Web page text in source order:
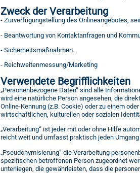
Zweck der Verarbeitung
- Zurverfügungstellung des Onlineangebotes,
- Beantwortung von Kontaktanfragen und
- Sicherheitsmaßnahmen.
- Reichweitenmessung/Marketing
Verwendete Begrifflichkeiten
„Personenbezogene Daten“ sind alle
wird eine natürliche Person angesehen, die
Online-Kennung (z.B. Cookie) oder zu einem
wirtschaftlichen, kulturellen oder sozialen
„Verarbeitung“ ist jeder mit oder ohne Hilfe
reicht weit und umfasst praktisch jeden
„Pseudonymisierung“ die Verarbeitung
spezifischen betroffenen Person zugeordnet
unterliegen, die gewährleisten, dass die